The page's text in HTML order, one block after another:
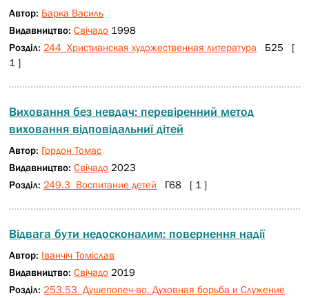
Автор: Барка Василь
Видавництво:Свічадо 1998
Розділ: 244 Христианская художественная литература Б25 [
1 ]
Виховання без невдач: перевіренний метод
виховання відповідальниї дітей
Автор: Гордон Томас
Видавництво:Свічадо 2023
Розділ: 249.3 Воспитание детей Г68 [ 1 ]
Відвага бути недосконалим: повернення надії
Автор: Іванчіч Томіслав
Видавництво:Свічадо 2019
Розділ: 253.53 Душепопеч-во. Духовная борьба и Служение